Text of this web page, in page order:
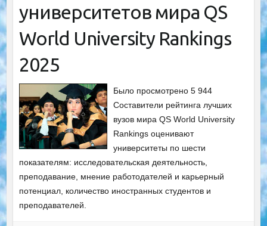
университетов мира QS
World University Rankings
2025
Было просмотрено 5 944
Составители рейтинга лучших
вузов мира QS World University
Rankings оценивают
университеты по шести
показателям: исследовательская деятельность,
преподавание, мнение работодателей и карьерный
потенциал, количество иностранных студентов и
преподавателей.